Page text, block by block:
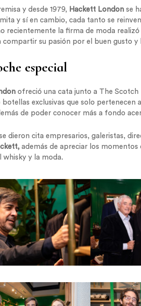
y desde 1979, Hackett London se
y sí en cambio, cada tanto se
recientemente la firma de moda
compartir su pasión por el buen gusto y
especial
ofreció una cata junto a The
botellas exclusivas que solo pertenecen
de poder conocer más a fondo
dieron cita empresarios, galeristas,
además de apreciar los
whisky y la moda.